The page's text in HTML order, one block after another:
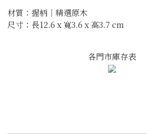
材質： 握柄│精選原木
尺寸：長12.6 x 寬3.6 x 高3.7 cm
各門市庫存表